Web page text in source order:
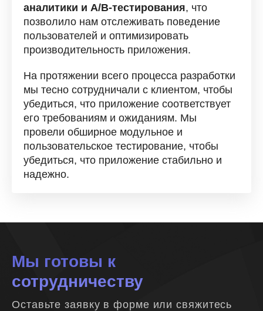
аналитики и A/B-тестирования, что
позволило нам отслеживать поведение
пользователей и оптимизировать
производительность приложения.
На протяжении всего процесса разработки
мы тесно сотрудничали с клиентом, чтобы
убедиться, что приложение соответствует
его требованиям и ожиданиям. Мы
провели обширное модульное и
пользовательское тестирование, чтобы
убедиться, что приложение стабильно и
надежно.
Мы готовы к
сотрудничеству
Оставьте заявку в форме или свяжитесь